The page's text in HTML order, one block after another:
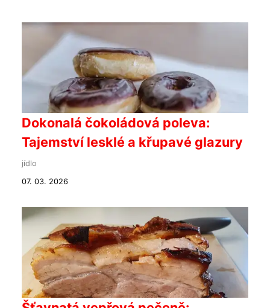
Dokonalá čokoládová poleva:
Tajemství lesklé a křupavé glazury
jídlo
07. 03. 2026